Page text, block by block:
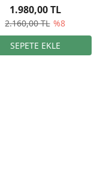
2.160,00 TL %8
1.980,00 TL